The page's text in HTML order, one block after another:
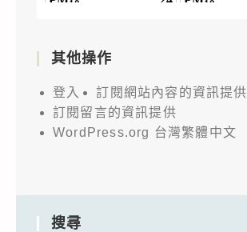
其他操作
登入
訂閱網站內容的資訊提供
訂閱留言的資訊提供
WordPress.org 台灣繁體中文
搜尋